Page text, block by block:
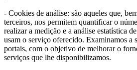
- Cookies de análise: são aqueles que,
terceiros, nos permitem quantificar o
realizar a medição e a análise estatística
usam o serviço oferecido. Examinamos a
portais, com o objetivo de melhorar o
serviços que lhe disponibilizamos.